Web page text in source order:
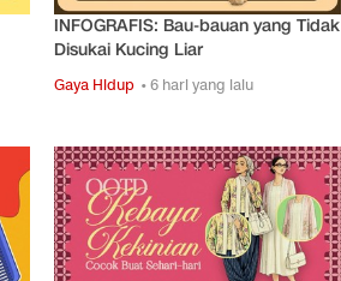
INFOGRAFIS: Bau-bauan yang Tidak
Disukai Kucing Liar
Gaya Hidup • 6 hari yang lalu